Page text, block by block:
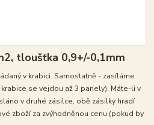
tloušťka 0,9+/-0,1mm
v krabici. Samostatně - zasíláme
se vejdou až 3 panely). Máte-li v
v druhé zásilce, obě zásilky hradí
zboží za zvýhodněnou cenu (pokud by